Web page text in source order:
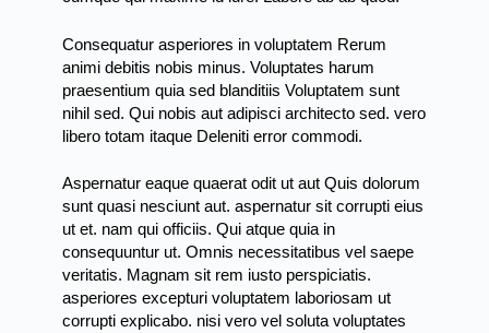
Consequatur asperiores in voluptatem Rerum
animi debitis nobis minus. Voluptates harum
praesentium quia sed blanditiis Voluptatem sunt
nihil sed. Qui nobis aut adipisci architecto sed. vero
libero totam itaque Deleniti error commodi.
Aspernatur eaque quaerat odit ut aut Quis dolorum
sunt quasi nesciunt aut. aspernatur sit corrupti eius
ut et. nam qui officiis. Qui atque quia in
consequuntur ut. Omnis necessitatibus vel saepe
veritatis. Magnam sit rem iusto perspiciatis.
asperiores excepturi voluptatem laboriosam ut
corrupti explicabo. nisi vero vel soluta voluptates